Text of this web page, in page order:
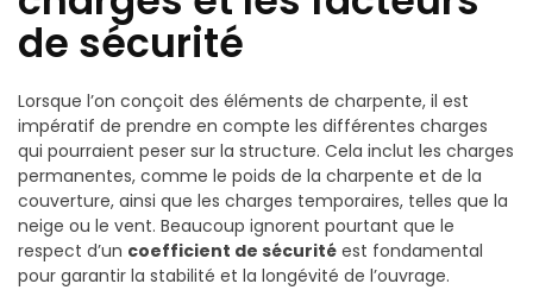
de sécurité
Lorsque l’on conçoit des éléments de charpente, il est
impératif de prendre en compte les différentes charges
qui pourraient peser sur la structure. Cela inclut les charges
permanentes, comme le poids de la charpente et de la
couverture, ainsi que les charges temporaires, telles que la
neige ou le vent. Beaucoup ignorent pourtant que le
respect d’un coefficient de sécurité est fondamental
pour garantir la stabilité et la longévité de l’ouvrage.